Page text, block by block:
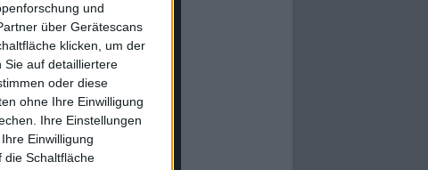
und
über Gerätescans
klicken, um der
Sie auf detailliertere
oder diese
ohne Ihre Einwilligung
Ihre Einstellungen
Einwilligung
die Schaltfläche